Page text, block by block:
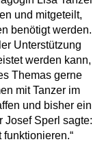
und mitgeteilt,
benötigt werden.
Unterstützung
werden kann,
Themas gerne
mit Tanzer im
und bisher ein
Josef Sperl sagte: